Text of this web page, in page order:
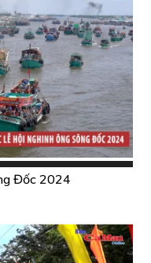
Đốc 2024